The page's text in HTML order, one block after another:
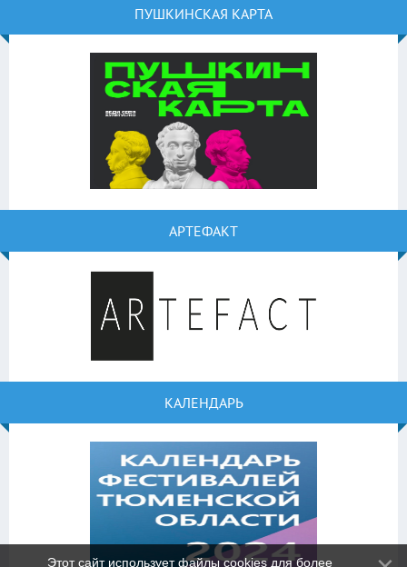
ПУШКИНСКАЯ КАРТА
АРТЕФАКТ
КАЛЕНДАРЬ
Этот сайт использует файлы cookies для более